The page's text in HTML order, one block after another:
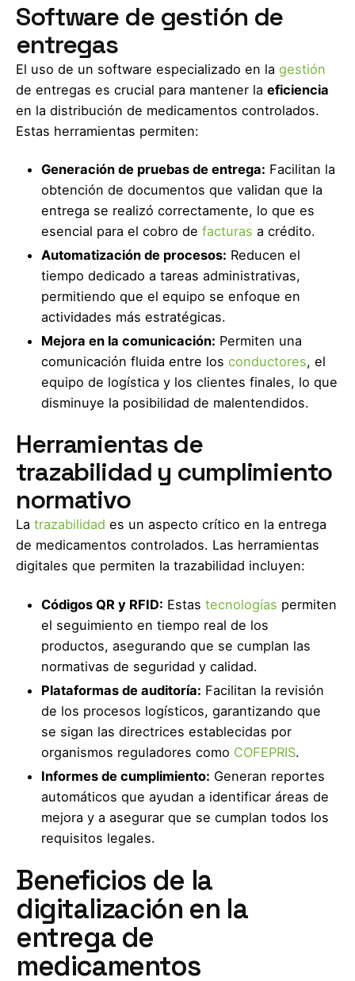
Software de gestión de
entregas
El uso de un software especializado en la gestión
de entregas es crucial para mantener la eficiencia
en la distribución de medicamentos controlados.
Estas herramientas permiten:
Generación de pruebas de entrega: Facilitan la
obtención de documentos que validan que la
entrega se realizó correctamente, lo que es
esencial para el cobro de facturas a crédito.
Automatización de procesos: Reducen el
tiempo dedicado a tareas administrativas,
permitiendo que el equipo se enfoque en
actividades más estratégicas.
Mejora en la comunicación: Permiten una
comunicación fluida entre los conductores, el
equipo de logística y los clientes finales, lo que
disminuye la posibilidad de malentendidos.
Herramientas de
trazabilidad y cumplimiento
normativo
La trazabilidad es un aspecto crítico en la entrega
de medicamentos controlados. Las herramientas
digitales que permiten la trazabilidad incluyen:
Códigos QR y RFID: Estas tecnologías permiten
el seguimiento en tiempo real de los
productos, asegurando que se cumplan las
normativas de seguridad y calidad.
Plataformas de auditoría: Facilitan la revisión
de los procesos logísticos, garantizando que
se sigan las directrices establecidas por
organismos reguladores como COFEPRIS.
Informes de cumplimiento: Generan reportes
automáticos que ayudan a identificar áreas de
mejora y a asegurar que se cumplan todos los
requisitos legales.
Beneficios de la
digitalización en la
entrega de
medicamentos